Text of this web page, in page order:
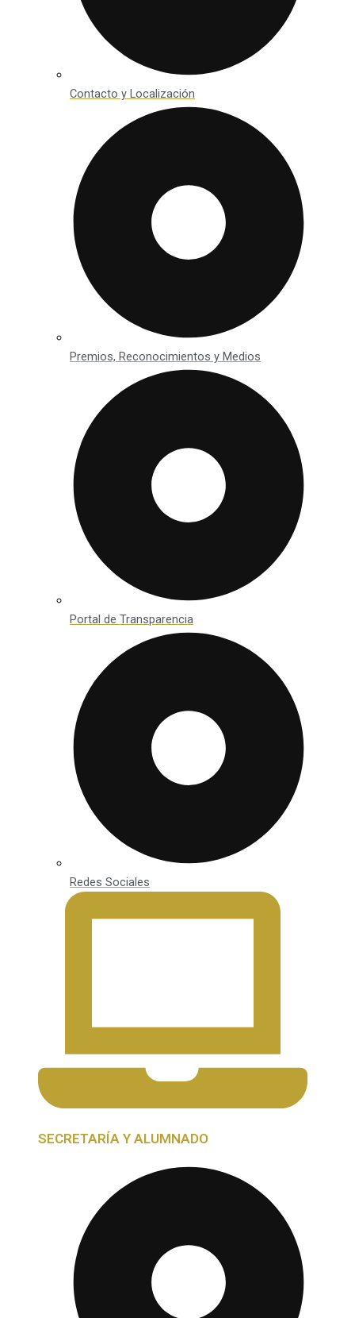
Contacto y Localización
Premios, Reconocimientos y Medios
Portal de Transparencia
Redes Sociales
SECRETARÍA Y ALUMNADO